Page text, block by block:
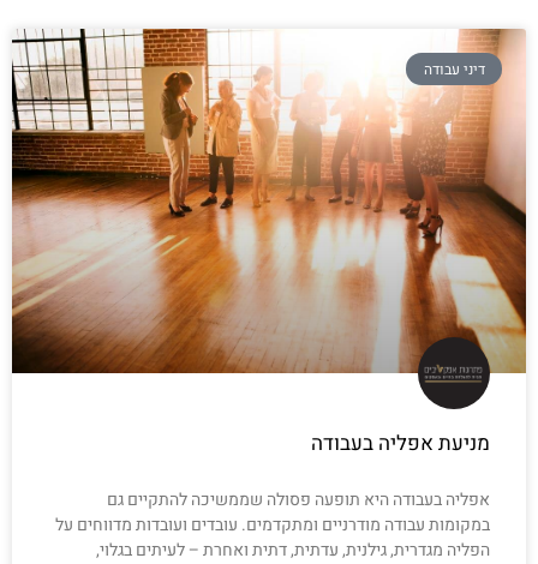
דיני עבודה
מניעת אפליה בעבודה
אפליה בעבודה היא תופעה פסולה שממשיכה להתקיים גם
במקומות עבודה מודרניים ומתקדמים. עובדים ועובדות מדווחים על
הפליה מגדרית, גילנית, עדתית, דתית ואחרת – לעיתים בגלוי,